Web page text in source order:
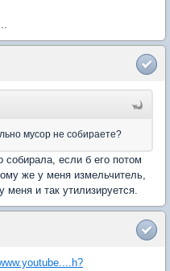
мусор не собираете?
собирала, если б его потом
же у меня измельчитель,
меня и так утилизируется.